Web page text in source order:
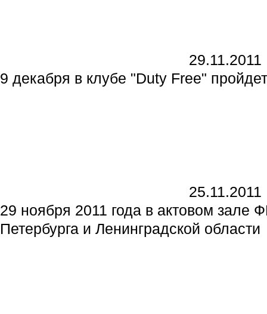
29.11.2011
9 декабря в клубе "Duty Free"
25.11.2011
29 ноября 2011 года в актовом
Петербурга и Ленинградской области